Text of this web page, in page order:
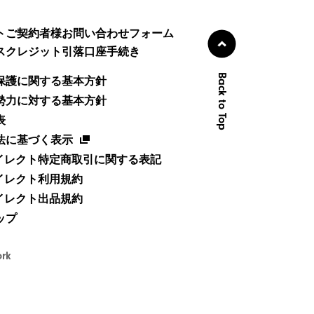
ご契約者様お問い合わせフォーム
クレジット引落口座手続き
護に関する基本方針
力に対する基本方針
に基づく表示
レクト特定商取引に関する表記
レクト利用規約
レクト出品規約
プ
Back to Top